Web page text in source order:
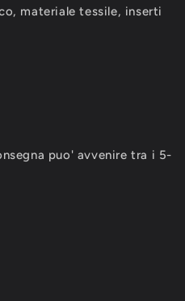
materiale tessile, inserti
puo' avvenire tra i 5-